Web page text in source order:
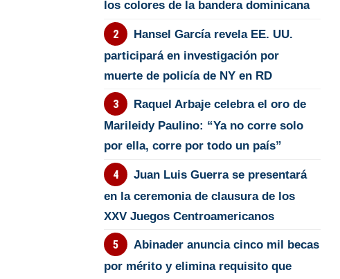
los colores de la bandera dominicana
Hansel García revela EE. UU.
participará en investigación por
muerte de policía de NY en RD
Raquel Arbaje celebra el oro de
Marileidy Paulino: “Ya no corre solo
por ella, corre por todo un país”
Juan Luis Guerra se presentará
en la ceremonia de clausura de los
XXV Juegos Centroamericanos
Abinader anuncia cinco mil becas
por mérito y elimina requisito que